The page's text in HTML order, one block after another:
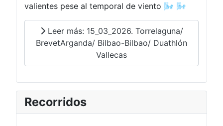
valientes pese al temporal de viento 🌬️ 🌬️
Leer más: 15_03_2026. Torrelaguna/
BrevetArganda/ Bilbao-Bilbao/ Duathlón
Vallecas
Recorridos